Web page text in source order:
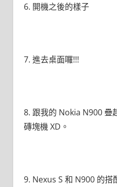
6. 開機之後的樣子
7. 進去桌面囉!!!
8. 跟我的 Nokia N900 疊
磚塊機 XD。
9. Nexus S 和 N900 的搭